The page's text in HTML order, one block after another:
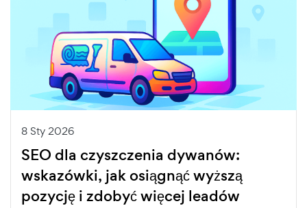
8 Sty 2026
SEO dla czyszczenia dywanów:
wskazówki, jak osiągnąć wyższą
pozycję i zdobyć więcej leadów